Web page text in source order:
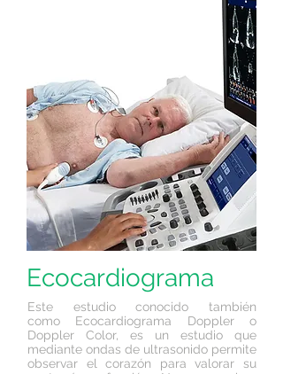
Ecocardiograma
Este estudio conocido también
como Ecocardiograma Doppler o
Doppler Color, es un estudio que
mediante ondas de ultrasonido permite
observar el corazón para valorar su